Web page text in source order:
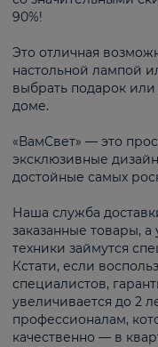
90%!
Это отличная
настольной лампой
выбрать подарок
доме.
«ВамСвет» — это
эксклюзивные
достойные самых
Наша служба
заказанные товары,
техники займутся
Кстати, если
специалистов,
увеличивается до 2
профессионалам,
качественно — в